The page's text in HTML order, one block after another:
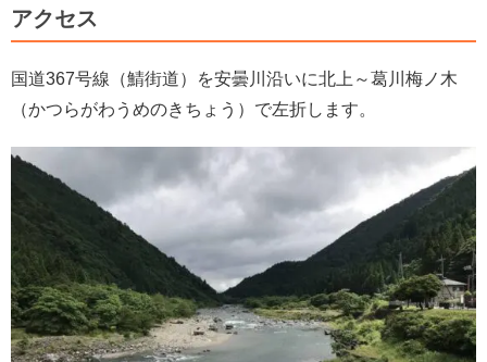
アクセス
国道367号線（鯖街道）を安曇川沿いに北上～葛川梅ノ木
（かつらがわうめのきちょう）で左折します。